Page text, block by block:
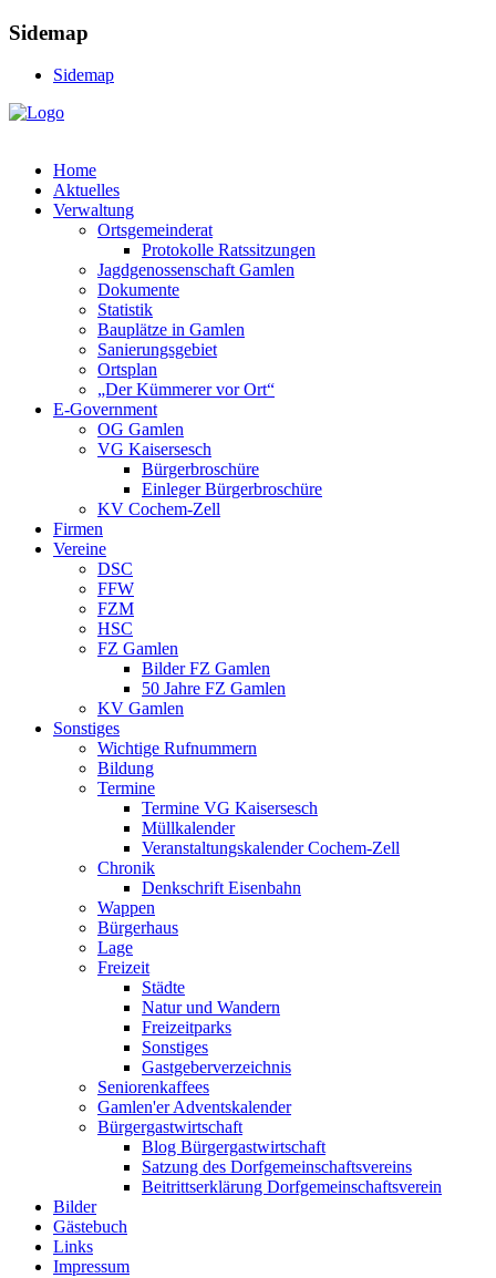
Sidemap
Sidemap
Home
Aktuelles
Verwaltung
Ortsgemeinderat
Protokolle Ratssitzungen
Jagdgenossenschaft Gamlen
Dokumente
Statistik
Bauplätze in Gamlen
Sanierungsgebiet
Ortsplan
„Der Kümmerer vor Ort“
E-Government
OG Gamlen
VG Kaisersesch
Bürgerbroschüre
Einleger Bürgerbroschüre
KV Cochem-Zell
Firmen
Vereine
DSC
FFW
FZM
HSC
FZ Gamlen
Bilder FZ Gamlen
50 Jahre FZ Gamlen
KV Gamlen
Sonstiges
Wichtige Rufnummern
Bildung
Termine
Termine VG Kaisersesch
Müllkalender
Veranstaltungskalender Cochem-Zell
Chronik
Denkschrift Eisenbahn
Wappen
Bürgerhaus
Lage
Freizeit
Städte
Natur und Wandern
Freizeitparks
Sonstiges
Gastgeberverzeichnis
Seniorenkaffees
Gamlen'er Adventskalender
Bürgergastwirtschaft
Blog Bürgergastwirtschaft
Satzung des Dorfgemeinschaftsvereins
Beitrittserklärung Dorfgemeinschaftsverein
Bilder
Gästebuch
Links
Impressum